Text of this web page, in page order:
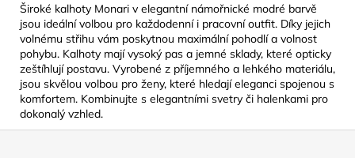
Široké kalhoty Monari v elegantní námořnické modré barvě
jsou ideální volbou pro každodenní i pracovní outfit. Díky jejich
volnému střihu vám poskytnou maximální pohodlí a volnost
pohybu. Kalhoty mají vysoký pas a jemné sklady, které opticky
zeštíhlují postavu. Vyrobené z příjemného a lehkého materiálu,
jsou skvělou volbou pro ženy, které hledají eleganci spojenou s
komfortem. Kombinujte s elegantními svetry či halenkami pro
dokonalý vzhled.